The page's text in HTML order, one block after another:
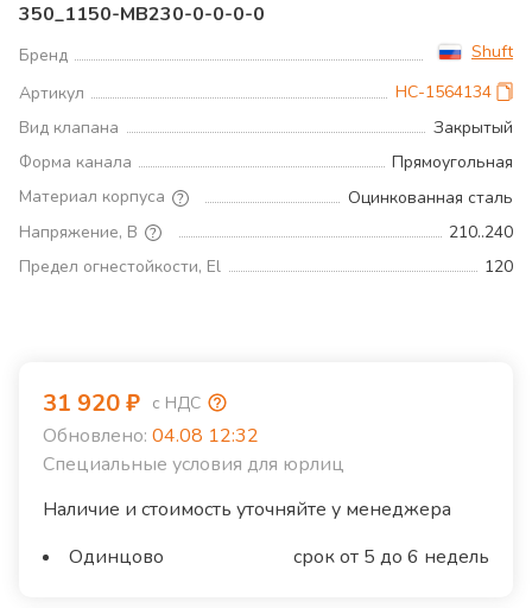
350_1150-MB230-0-0-0-0
Бренд
Shuft
Артикул
НС-1564134
Вид клапана
Закрытый
Форма канала
Прямоугольная
Материал корпуса
Оцинкованная сталь
Напряжение, В
210..240
Предел огнестойкости, El
120
31 920₽ с НДС
Обновлено: 04.08 12:32
Специальные условия для юрлиц
Наличие и стоимость уточняйте у менеджера
Одинцово
срок от 5 до 6 недель